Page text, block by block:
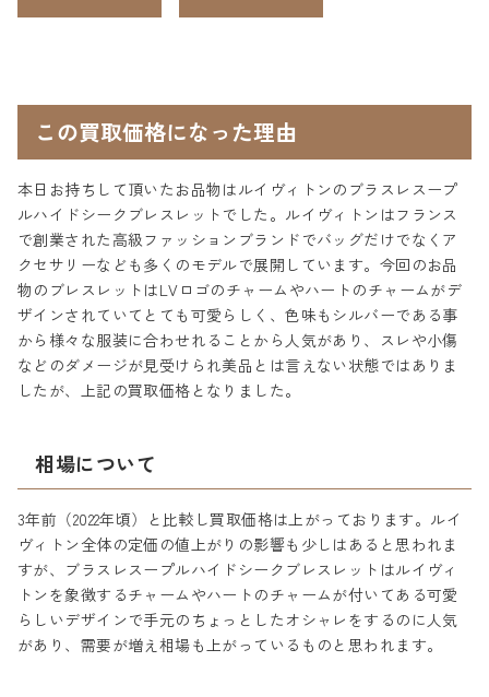
この買取価格になった理由
本日お持ちして頂いたお品物はルイヴィトンのブラスレスープ
ルハイドシークブレスレットでした。ルイヴィトンはフランス
で創業された高級ファッションブランドでバッグだけでなくア
クセサリーなども多くのモデルで展開しています。今回のお品
物のブレスレットはLVロゴのチャームやハートのチャームがデ
ザインされていてとても可愛らしく、色味もシルバーである事
から様々な服装に合わせれることから人気があり、スレや小傷
などのダメージが見受けられ美品とは言えない状態ではありま
したが、上記の買取価格となりました。
相場について
3年前（2022年頃）と比較し買取価格は上がっております。ルイ
ヴィトン全体の定価の値上がりの影響も少しはあると思われま
すが、ブラスレスープルハイドシークブレスレットはルイヴィ
トンを象徴するチャームやハートのチャームが付いてある可愛
らしいデザインで手元のちょっとしたオシャレをするのに人気
があり、需要が増え相場も上がっているものと思われます。